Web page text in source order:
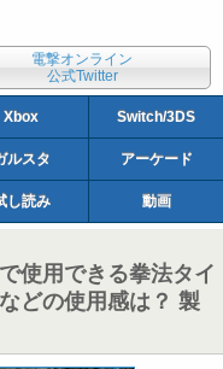
電撃オンライン
公式Twitter
Xbox Switch/3DS
ルスタ アーケード
し読み 動画
使用できる拳法タイ
どの使用感は？ 製